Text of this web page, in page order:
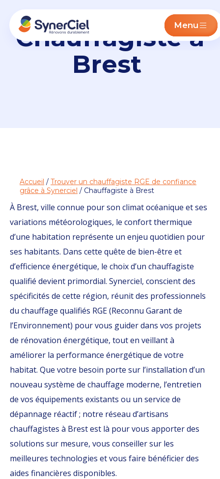
Menu
Chauffagiste à
Brest
Accueil / Trouver un chauffagiste RGE de confiance
grâce à Synerciel / Chauffagiste à Brest
À Brest, ville connue pour son climat océanique et ses
variations météorologiques, le confort thermique
d’une habitation représente un enjeu quotidien pour
ses habitants. Dans cette quête de bien-être et
d’efficience énergétique, le choix d’un chauffagiste
qualifié devient primordial. Synerciel, conscient des
spécificités de cette région, réunit des professionnels
du chauffage qualifiés RGE (Reconnu Garant de
l’Environnement) pour vous guider dans vos projets
de rénovation énergétique, tout en veillant à
améliorer la performance énergétique de votre
habitat. Que votre besoin porte sur l’installation d’un
nouveau système de chauffage moderne, l’entretien
de vos équipements existants ou un service de
dépannage réactif ; notre réseau d’artisans
chauffagistes à Brest est là pour vous apporter des
solutions sur mesure, vous conseiller sur les
meilleures technologies et vous faire bénéficier des
aides financières disponibles.